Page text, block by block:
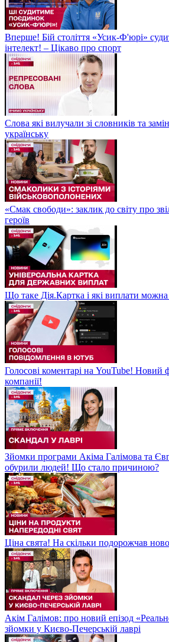
Вперше! Бій століття «Усик-Ф'юрі»
інтелект! – Цікаво про спорт
Слова які вилучали зі словників та
українську
«Смак свободи»: заклик до світу про
героїв
Що таке Дія.Картка і які виплати
Голосові коментарі на YouTube! Новий
компанії!
Зйомки програми Акіма Галімова та
обурили людей! Що стало причиною?
Ціна свята! На скільки подорожчав
Акім Галімов: про новий епізод
зйомки у Києво-Печерській лаврі